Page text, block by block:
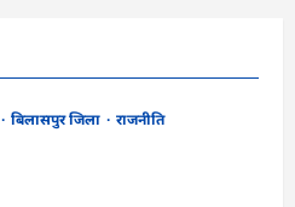
बिलासपुर जिला
राजनीति